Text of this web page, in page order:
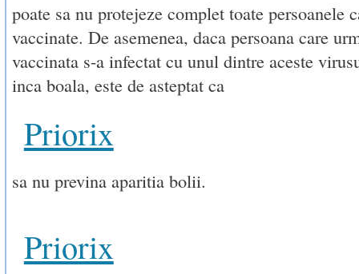
poate sa nu protejeze complet toate persoanele
vaccinate. De asemenea, daca persoana care
vaccinata s-a infectat cu unul dintre aceste
inca boala, este de asteptat ca
Priorix
sa nu previna aparitia bolii.
Priorix